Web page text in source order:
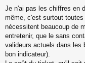
e
s
s
g
e
n
Je n'ai pas les chiffres en
même, c'est surtout
nécessitent beaucoup de
entretenir, que le sans
valideurs actuels dans les
bon indicateur).